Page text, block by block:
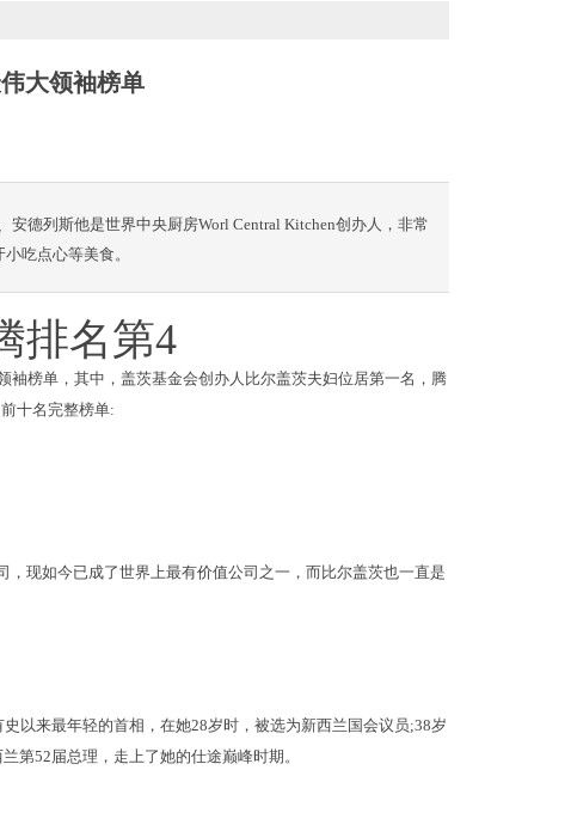
大领袖榜单
德列斯他是世界中央厨房Worl Central Kitchen创办人，非常
吃点心等美食。
排名第4
榜单，其中，盖茨基金会创办人比尔盖茨夫妇位居第一名，腾
十名完整榜单:
现如今已成了世界上最有价值公司之一，而比尔盖茨也一直是
以来最年轻的首相，在她28岁时，被选为新西兰国会议员;38岁
第52届总理，走上了她的仕途巅峰时期。